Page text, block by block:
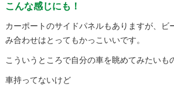
こんな感じにも！
カーポートのサイドパネルもありますが、ビ
み合わせはとってもかっこいいです。
こういうところで自分の車を眺めてみたいも
車持ってないけど